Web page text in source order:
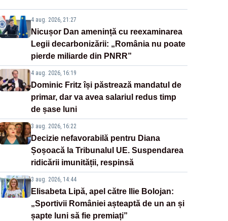
4 aug. 2026, 21:27
Nicușor Dan amenință cu reexaminarea
Legii decarbonizării: „România nu poate
pierde miliarde din PNRR”
4 aug. 2026, 16:19
Dominic Fritz își păstrează mandatul de
primar, dar va avea salariul redus timp
de șase luni
3 aug. 2026, 16:22
Decizie nefavorabilă pentru Diana
Șoșoacă la Tribunalul UE. Suspendarea
ridicării imunității, respinsă
3 aug. 2026, 14:44
Elisabeta Lipă, apel către Ilie Bolojan:
„Sportivii României așteaptă de un an și
șapte luni să fie premiați”